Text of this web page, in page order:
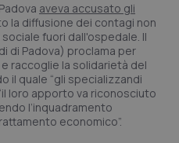
aveva accusato gli
la diffusione dei contagi non
fuori dall'ospedale. Il
di Padova) proclama per
raccoglie la solidarietà del
il quale “gli specializzandi
loro apporto va riconosciuto
l’inquadramento
economico”.